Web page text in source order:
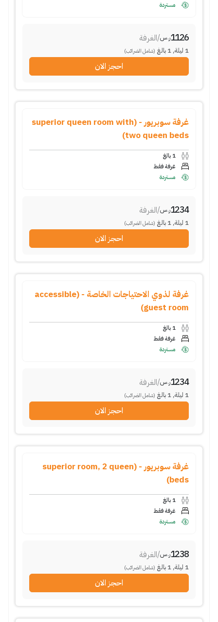
مستردة
1126ر.س/الغرفة
1 ليلة,
1 بالغ (شامل الضرائب)
احجز الان
غرفة سوبريور - (superior queen room with
two queen beds)
1 بالغ
غرفة فقط
مستردة
1234ر.س/الغرفة
1 ليلة,
1 بالغ (شامل الضرائب)
احجز الان
غرفة لذوي الاحتياجات الخاصة - (accessible
guest room)
1 بالغ
غرفة فقط
مستردة
1234ر.س/الغرفة
1 ليلة,
1 بالغ (شامل الضرائب)
احجز الان
غرفة سوبريور - (superior room, 2 queen
beds)
1 بالغ
غرفة فقط
مستردة
1238ر.س/الغرفة
1 ليلة,
1 بالغ (شامل الضرائب)
احجز الان